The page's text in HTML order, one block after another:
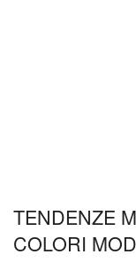
TENDENZE
COLORI